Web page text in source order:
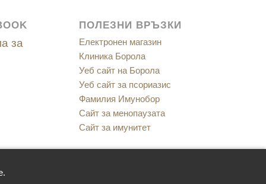
за
ПОЛЕЗНИ ВРЪЗКИ
Електронен магазин
Клиника Борола
Уеб сайт на Борола
Уеб сайт за псориазис
Фамилия Имунобор
Сайт за менопаузата
Сайт за имунитет